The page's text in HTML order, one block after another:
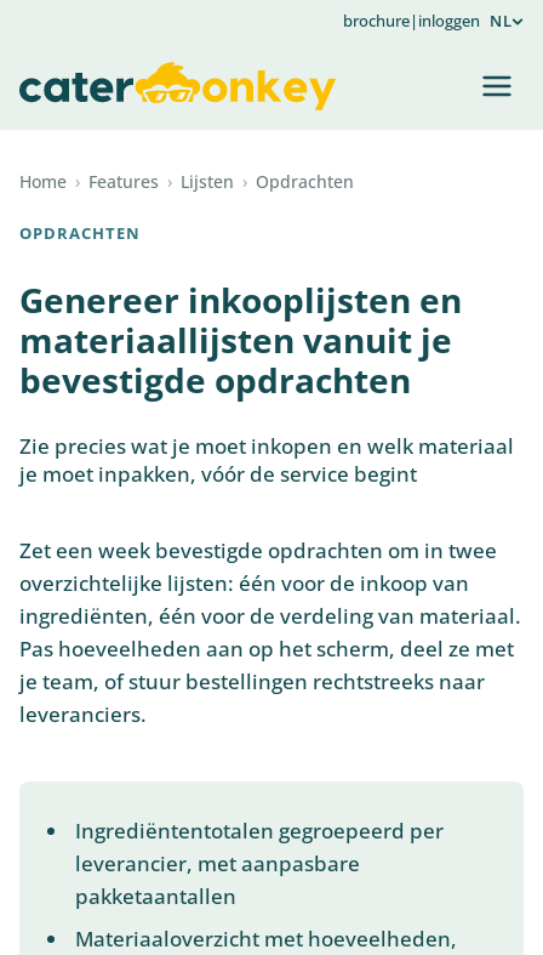
brochure| inloggen NL
Home › Features › Lijsten › Opdrachten
OPDRACHTEN
Genereer inkooplijsten en
materiaallijsten vanuit je
bevestigde opdrachten
Zie precies wat je moet inkopen en welk materiaal
je moet inpakken, vóór de service begint
Zet een week bevestigde opdrachten om in twee
overzichtelijke lijsten: één voor de inkoop van
ingrediënten, één voor de verdeling van materiaal.
Pas hoeveelheden aan op het scherm, deel ze met
je team, of stuur bestellingen rechtstreeks naar
leveranciers.
Ingrediëntentotalen gegroepeerd per
leverancier, met aanpasbare
pakketaantallen
Materiaaloverzicht met hoeveelheden,